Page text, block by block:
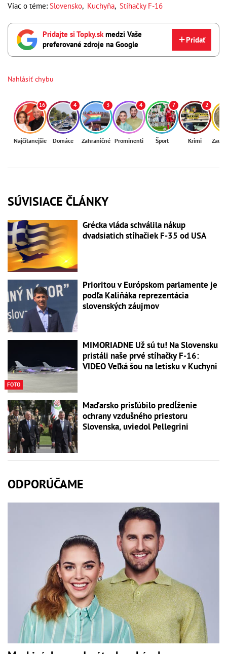
Viac o téme: Slovensko, Kuchyňa, Stíhačky F-16
Pridajte si Topky.skmedzi Vaše
preferované zdroje na Google
Pridať
Nahlásiť chybu
16
Najčítanejšie
4
Domáce
3
Zahraničné
4
Prominenti
7
Šport
2
Krimi
SÚVISIACE ČLÁNKY
Grécka vláda schválila nákup
dvadsiatich stíhačiek F-35 od USA
Prioritou v Európskom parlamente je
podľa Kaliňáka reprezentácia
slovenských záujmov
FOTO
MIMORIADNE Už sú tu! Na Slovensku
pristáli naše prvé stíhačky F-16:
VIDEO Veľká šou na letisku v Kuchyni
Maďarsko prisľúbilo predĺženie
ochrany vzdušného priestoru
Slovenska, uviedol Pellegrini
ODPORÚČAME